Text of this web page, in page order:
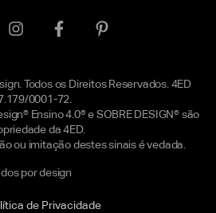
Todos os Direitos Reservados. 4ED
0001-72.
Ensino 4.0® e SOBRE DESIGN® são
da 4ED.
ou imitação destes sinais é vedada.
por design
de Privacidade